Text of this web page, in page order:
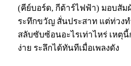
(คีย์บอร์ด, กีต้าร์ไฟฟ้า) มอบสัม
ระทึกขวัญ สั่นประสาท แต่ท่วง
สลับซับซ้อนอะไรเท่าไหร่ เหตุนี้
ง่าย ระลึกได้ทันทีเมื่อเพลงดัง